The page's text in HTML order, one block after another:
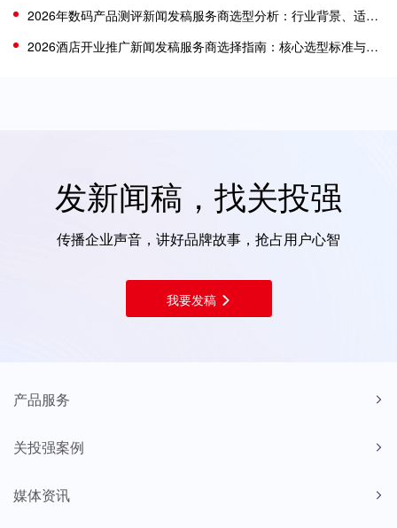
2026年数码产品测评新闻发稿服务商选型分析：行业背景、适配标准与梳理
2026酒店开业推广新闻发稿服务商选择指南：核心选型标准与主流机构适配分析
发新闻稿，找关投强
传播企业声音，讲好品牌故事，抢占用户心智
我要发稿
产品服务
关投强案例
媒体资讯